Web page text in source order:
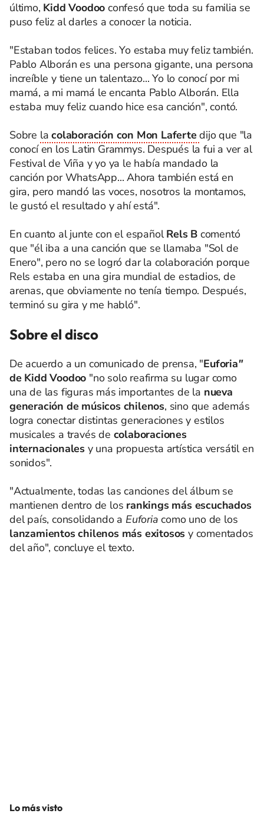
último, Kidd Voodoo confesó que toda su familia se
puso feliz al darles a conocer la noticia.
"Estaban todos felices. Yo estaba muy feliz también.
Pablo Alborán es una persona gigante, una persona
increíble y tiene un talentazo... Yo lo conocí por mi
mamá, a mi mamá le encanta Pablo Alborán. Ella
estaba muy feliz cuando hice esa canción", contó.
Sobre lacolaboración con Mon Laferte dijo que "la
conocí en los Latin Grammys. Después la fui a ver al
Festival de Viña y yo ya le había mandado la
canción por WhatsApp... Ahora también está en
gira, pero mandó las voces, nosotros la montamos,
le gustó el resultado y ahí está".
En cuanto al junte con el españolRels B comentó
que "él iba a una canción que se llamaba "Sol de
Enero", pero no se logró dar la colaboración porque
Rels estaba en una gira mundial de estadios, de
arenas, que obviamente no tenía tiempo. Después,
terminó su gira y me habló".
Sobre el disco
De acuerdo a un comunicado de prensa, "Euforia"
de Kidd Voodoo "no solo reafirma su lugar como
una de las figuras más importantes de la nueva
generación de músicos chilenos, sino que además
logra conectar distintas generaciones y estilos
musicales a través de colaboraciones
internacionales y una propuesta artística versátil en
sonidos".
"Actualmente, todas las canciones del álbum se
mantienen dentro de los rankings más escuchados
del país, consolidando a Euforia como uno de los
lanzamientos chilenos más exitosos y comentados
del año", concluye el texto.
Lo más visto